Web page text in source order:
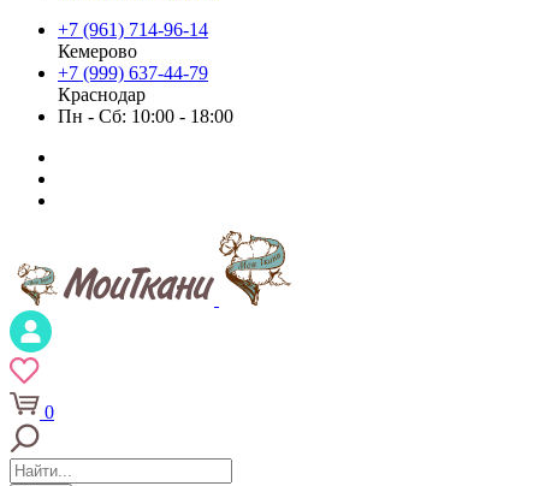
+7 (961) 714-96-14
Кемерово
+7 (999) 637-44-79
Краснодар
Пн - Сб: 10:00 - 18:00
0